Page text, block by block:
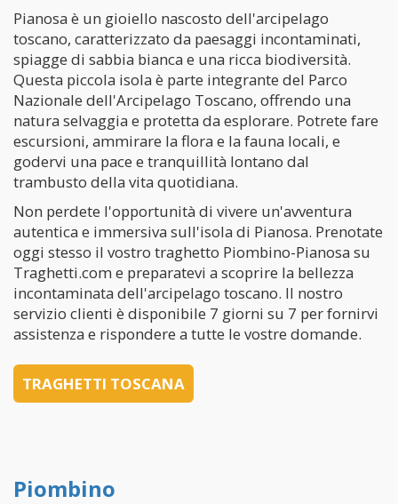
Pianosa è un gioiello nascosto dell'arcipelago
toscano, caratterizzato da paesaggi incontaminati,
spiagge di sabbia bianca e una ricca biodiversità.
Questa piccola isola è parte integrante del Parco
Nazionale dell'Arcipelago Toscano, offrendo una
natura selvaggia e protetta da esplorare. Potrete fare
escursioni, ammirare la flora e la fauna locali, e
godervi una pace e tranquillità lontano dal
trambusto della vita quotidiana.
Non perdete l'opportunità di vivere un'avventura
autentica e immersiva sull'isola di Pianosa. Prenotate
oggi stesso il vostro traghetto Piombino-Pianosa su
Traghetti.com e preparatevi a scoprire la bellezza
incontaminata dell'arcipelago toscano. Il nostro
servizio clienti è disponibile 7 giorni su 7 per fornirvi
assistenza e rispondere a tutte le vostre domande.
TRAGHETTI TOSCANA
Piombino